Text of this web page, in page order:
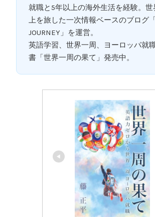
就職と5年以上の海外生活を経験。
上を旅した一次情報ベースのブログ
JOURNEY」を運営。
英語学習、世界一周、ヨーロッパ就
書「世界一周の果て」発売中。